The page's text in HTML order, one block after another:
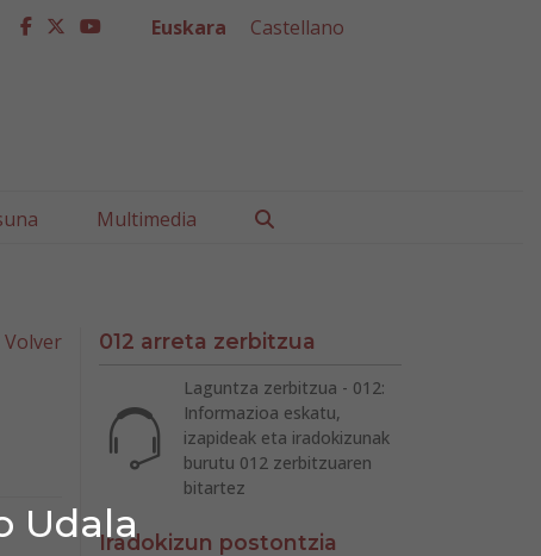
Udala
facebook
twitter
youtube
Euskara Castellano
Multimedia
Volver 012 arreta zerbitzua
Laguntza zerbitzua - 012:
Informazioa eskatu,
izapideak eta iradokizunak
burutu 012 zerbitzuaren
bitartez
Iradokizun postontzia